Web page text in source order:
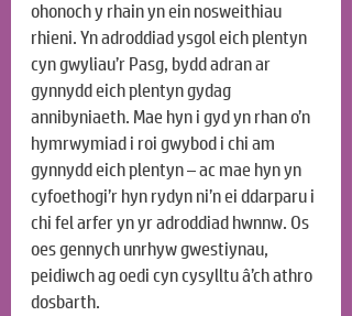
ohonoch y rhain yn ein nosweithiau
rhieni. Yn adroddiad ysgol eich plentyn
cyn gwyliau’r Pasg, bydd adran ar
gynnydd eich plentyn gydag
annibyniaeth. Mae hyn i gyd yn rhan o’n
hymrwymiad i roi gwybod i chi am
gynnydd eich plentyn – ac mae hyn yn
cyfoethogi’r hyn rydyn ni’n ei ddarparu i
chi fel arfer yn yr adroddiad hwnnw. Os
oes gennych unrhyw gwestiynau,
peidiwch ag oedi cyn cysylltu â’ch athro
dosbarth.